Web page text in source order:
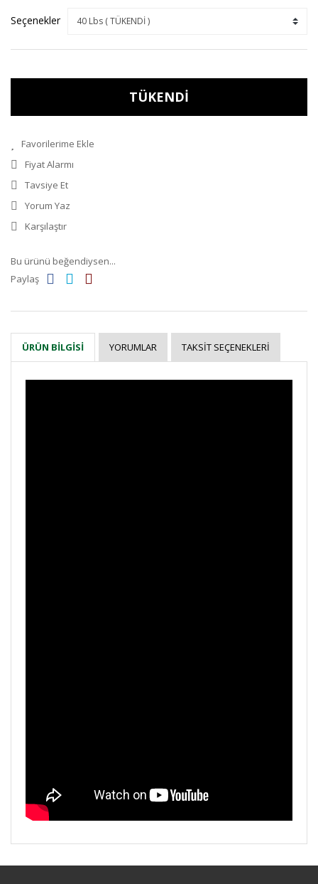
Seçenekler
TÜKENDİ
Fiyat Alarmı
Tavsiye Et
Yorum Yaz
Karşılaştır
Bu ürünü beğendiysen...
Paylaş
ÜRÜN BILGISI YORUMLAR TAKSIT SEÇENEKLERI